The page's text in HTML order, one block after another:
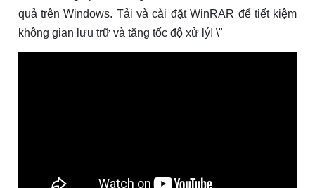
quả trên Windows. Tải và cài đặt WinRAR để tiết kiệm
không gian lưu trữ và tăng tốc độ xử lý! \"